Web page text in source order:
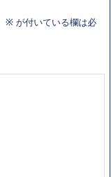
※ が付いている欄は必